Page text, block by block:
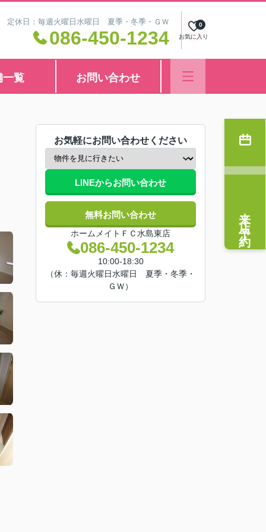
定休日：毎週火曜日水曜日 夏季・冬季・ＧＷ
086-450-1234 お気に入り
0
一覧 お問い合わせ
お気軽にお問い合わせください
LINEからお問い合わせ
無料お問い合わせ
ホームメイトＦＣ水島東店
086-450-1234
10:00-18:30
（休：毎週火曜日水曜日 夏季・冬季・
ＧＷ）
来店予約